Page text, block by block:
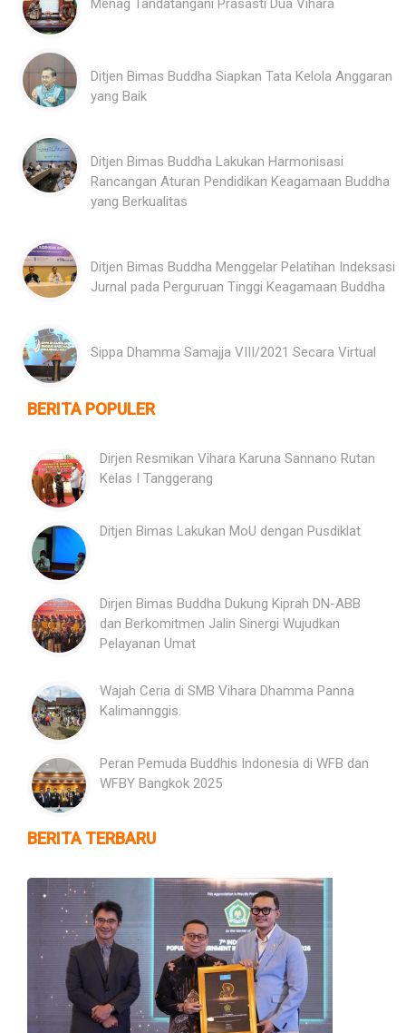
Menag Tandatangani Prasasti Dua Vihara
Ditjen Bimas Buddha Siapkan Tata Kelola Anggaran
yang Baik
Ditjen Bimas Buddha Lakukan Harmonisasi
Rancangan Aturan Pendidikan Keagamaan Buddha
yang Berkualitas
Ditjen Bimas Buddha Menggelar Pelatihan Indeksasi
Jurnal pada Perguruan Tinggi Keagamaan Buddha
Sippa Dhamma Samajja VIII/2021 Secara Virtual
BERITA POPULER
Dirjen Resmikan Vihara Karuna Sannano Rutan
Kelas I Tanggerang
Ditjen Bimas Lakukan MoU dengan Pusdiklat
Dirjen Bimas Buddha Dukung Kiprah DN-ABB
dan Berkomitmen Jalin Sinergi Wujudkan
Pelayanan Umat
Wajah Ceria di SMB Vihara Dhamma Panna
Kalimannggis.
Peran Pemuda Buddhis Indonesia di WFB dan
WFBY Bangkok 2025
BERITA TERBARU